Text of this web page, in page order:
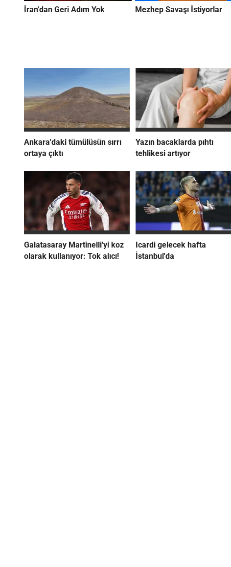
İran'dan Geri Adım Yok Mezhep Savaşı İstiyorlar
Ankara'daki tümülüsün sırrı
ortaya çıktı
Yazın bacaklarda pıhtı
tehlikesi artıyor
Galatasaray Martinelli'yi koz
olarak kullanıyor: Tok alıcı!
Icardi gelecek hafta
İstanbul'da